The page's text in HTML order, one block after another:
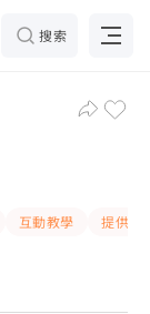
搜索
互動教學
提供練